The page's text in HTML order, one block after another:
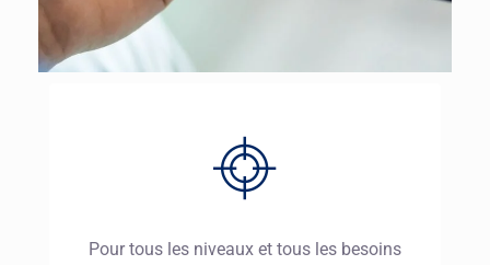
Pour tous les niveaux et tous les besoins